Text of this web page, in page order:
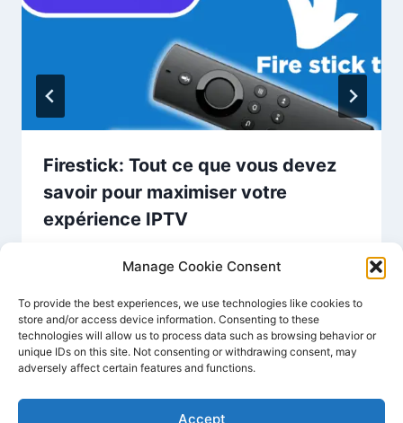
Manage Cookie Consent
To provide the best experiences, we use technologies like cookies to
store and/or access device information. Consenting to these
technologies will allow us to process data such as browsing behavior or
unique IDs on this site. Not consenting or withdrawing consent, may
adversely affect certain features and functions.
Accept
Firestick: Tout ce que vous devez
savoir pour maximiser votre
expérience IPTV